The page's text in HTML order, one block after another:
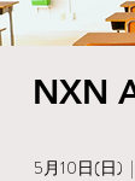
NXN
5月10日(日)
  |